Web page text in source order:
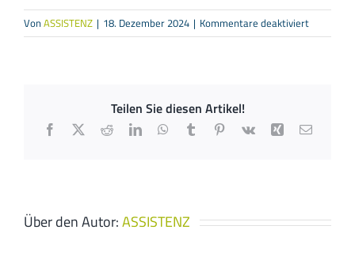
VonASSISTENZ | 18. Dezember 2024 | Kommentare deaktiviertfür
Elektro
Teilen Sie diesen Artikel!
Facebook
X RedditLinkedInWhatsApp
TumblrPinterest
Vk Xing E-
Über den Autor:ASSISTENZ